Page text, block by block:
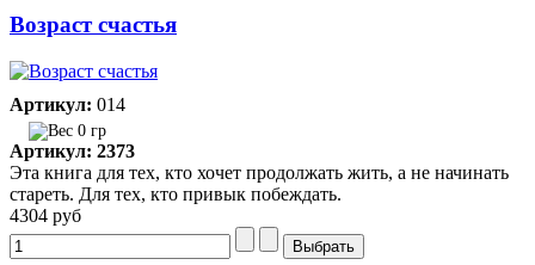
Возраст счастья
Артикул: 014
0 гр
Артикул: 2373
Эта книга для тех, кто хочет продолжать жить, а не начинать
стареть. Для тех, кто привык побеждать.
4304 руб